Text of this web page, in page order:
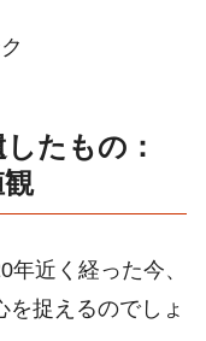
たもの：
近く経った今、
捉えるのでしょ